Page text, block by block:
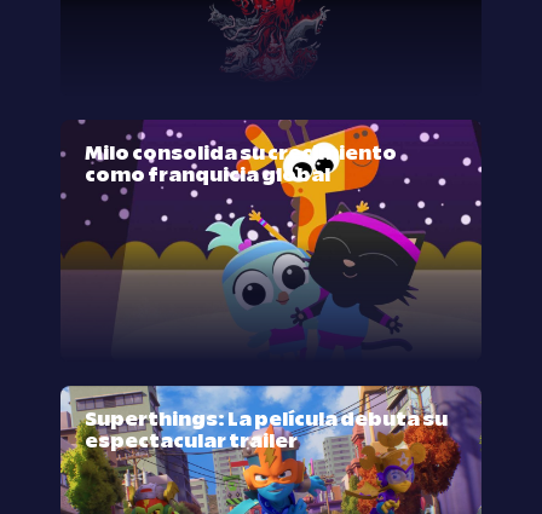
Milo consolida su crecimiento
como franquicia global
Superthings: La película debuta su
espectacular trailer